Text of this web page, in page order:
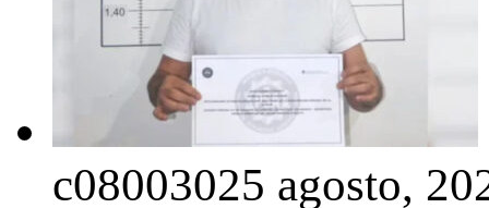
c08003025 agosto,